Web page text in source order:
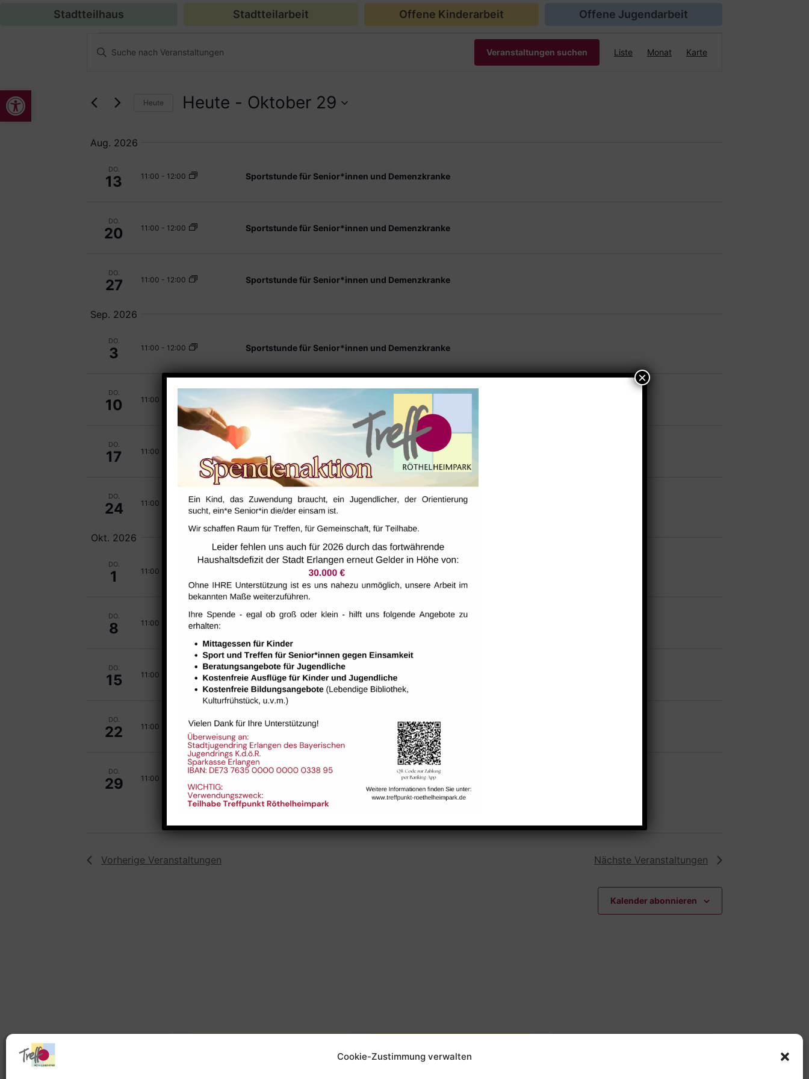
Werkzeugleiste öffnen
Cookie-Zustimmung verwalten
Stadtteilhaus Stadtteilarbeit Offene Kinderarbeit Offene Jugendarbeit
Veranstaltungen
Ansichten,
Navigation
Bitte
Schlüsselwort
Schlüsselwort.
Veranstaltungen suchen
Ansichten-
Liste Monat Karte
Heute Heute - Oktober 29
Aug. 2026
DO.
13 11:00 - 12:00 Sportstunde für Senior*innen und Demenzkranke
DO.
20 11:00 - 12:00 Sportstunde für Senior*innen und Demenzkranke
DO.
27 11:00 - 12:00 Sportstunde für Senior*innen und Demenzkranke
Sep. 2026
DO.
3 11:00 - 12:00 Sportstunde für Senior*innen und Demenzkranke
DO.
10 11:00
DO.
17 11:00 Sportstunde für Senior*innen und Demenzkranke
DO.
24 11:00 Sportstunde für Senior*innen und Demenzkranke
Okt. 2026
DO.
1 11:00 Sportstunde für Senior*innen und Demenzkranke
DO.
8 11:00
DO.
15 11:00 Sportstunde für Senior*innen und Demenzkranke
DO.
22 11:00 Sportstunde für Senior*innen und Demenzkranke
DO.
29 11:00 Sportstunde für Senior*innen und Demenzkranke
Vorherige Veranstaltungen Nächste Veranstaltungen
Kalender abonnieren
Stadtteilhaus
Offene Kinderarbeit -